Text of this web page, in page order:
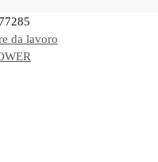
da lavoro